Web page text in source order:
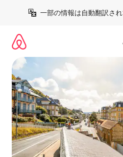
一部の情報は自動翻訳され